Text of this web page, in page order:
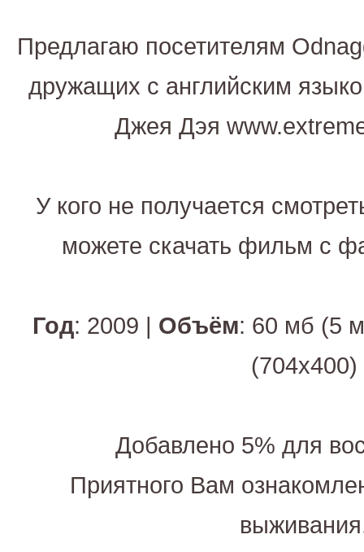
Предлагаю посетителям
дружащих с английским
Джея Дэя
У кого не получается
можете скачать фильм с
Год: 2009 | Объём: 60 мб (5
(704x400)
Добавлено 5% для
Приятного Вам